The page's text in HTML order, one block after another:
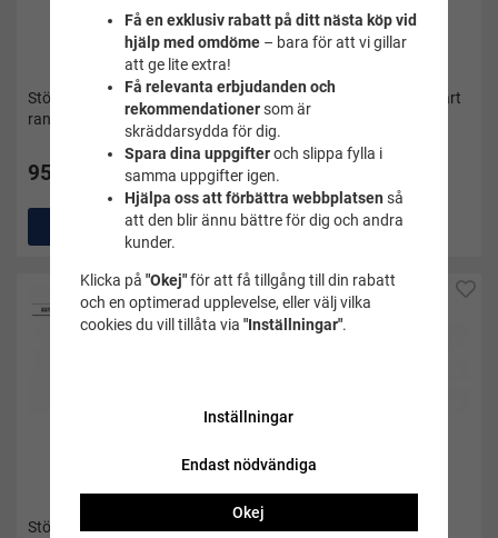
Stödstrumpor medical svart
randig bambu - Zent
95 kr
Stödstrumpor medical svart
med små prickar bambu -
Zent
95 kr
Köp
Stödstrumpor medical svart
Få en exklusiv rabatt på ditt nästa köp vid
hjälp med omdöme– bara för att vi gillar
att ge lite extra!
Få relevanta erbjudanden och
rekommendationersom är
skräddarsydda för dig.
Spara dina uppgifteroch slippa fylla i
samma uppgifter igen.
Hjälpa oss att förbättra webbplatsen så
att den blir ännu bättre för dig och andra
kunder.
Klicka på "Okej"för att få tillgång till din rabatt
och en optimerad upplevelse, eller välj vilka
cookies du vill tillåta via "Inställningar".
Inställningar
Endast nödvändiga
Okej